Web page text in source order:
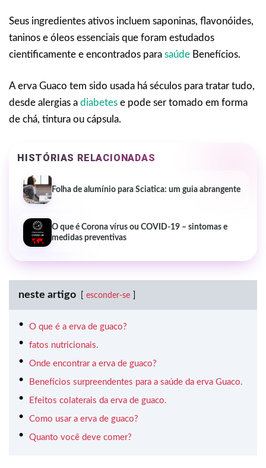
Seus ingredientes ativos incluem saponinas, flavonóides,
taninos e óleos essenciais que foram estudados
cientificamente e encontrados para saúde Benefícios.
A erva Guaco tem sido usada há séculos para tratar tudo,
desde alergias a diabetes e pode ser tomado em forma
de chá, tintura ou cápsula.
HISTÓRIAS RELACIONADAS
Folha de alumínio para Sciatica: um guia abrangente
O que é Corona vírus ou COVID-19 – sintomas e
medidas preventivas
neste artigo esconder-se
O que é a erva de guaco?
fatos nutricionais.
Onde encontrar a erva de guaco?
Benefícios surpreendentes para a saúde da erva Guaco.
Efeitos colaterais da erva de guaco.
Como usar a erva de guaco?
Quanto você deve comer?